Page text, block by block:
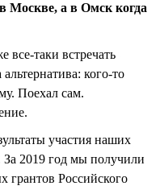
Москве, а в Омск когда
все-таки встречать
кого-то
Поехал сам.
участия наших
За 2019 год мы получили
грантов Российского